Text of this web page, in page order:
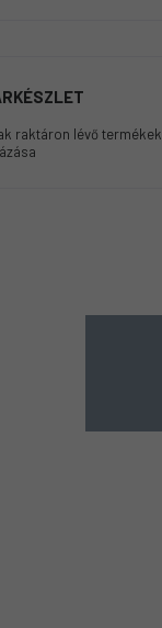
raktáron lévő termékek